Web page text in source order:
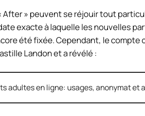
After » peuvent se réjouir tout
exacte à laquelle les nouvelles
été fixée. Cependant, le compte
Landon et a révélé :
adultes en ligne: usages, anonymat